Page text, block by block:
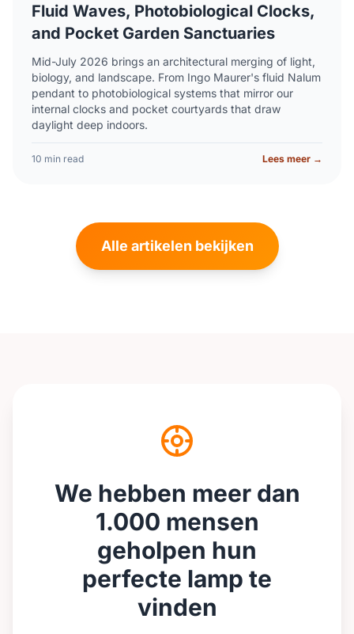
Fluid Waves, Photobiological Clocks,
and Pocket Garden Sanctuaries
Mid-July 2026 brings an architectural merging of light,
biology, and landscape. From Ingo Maurer's fluid Nalum
pendant to photobiological systems that mirror our
internal clocks and pocket courtyards that draw
daylight deep indoors.
10 min read Lees meer →
Alle artikelen bekijken
We hebben meer dan
1.000 mensen
geholpen hun
perfecte lamp te
vinden